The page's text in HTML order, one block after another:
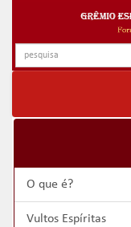
O que é?
Vultos Espíritas